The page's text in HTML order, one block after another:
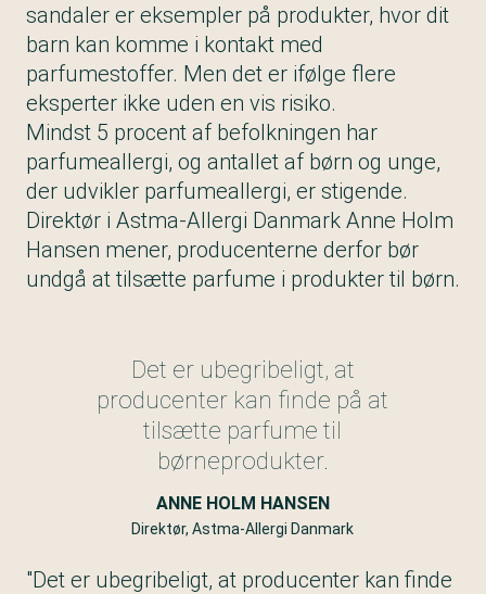
sandaler er eksempler på produkter, hvor dit
barn kan komme i kontakt med
parfumestoffer. Men det er ifølge flere
eksperter ikke uden en vis risiko.
Mindst 5 procent af befolkningen har
parfumeallergi, og antallet af børn og unge,
der udvikler parfumeallergi, er stigende.
Direktør i Astma-Allergi Danmark Anne Holm
Hansen mener, producenterne derfor bør
undgå at tilsætte parfume i produkter til børn.
Det er ubegribeligt, at
producenter kan finde på at
tilsætte parfume til
børneprodukter.
ANNE HOLM HANSEN
Direktør, Astma-Allergi Danmark
"Det er ubegribeligt, at producenter kan finde